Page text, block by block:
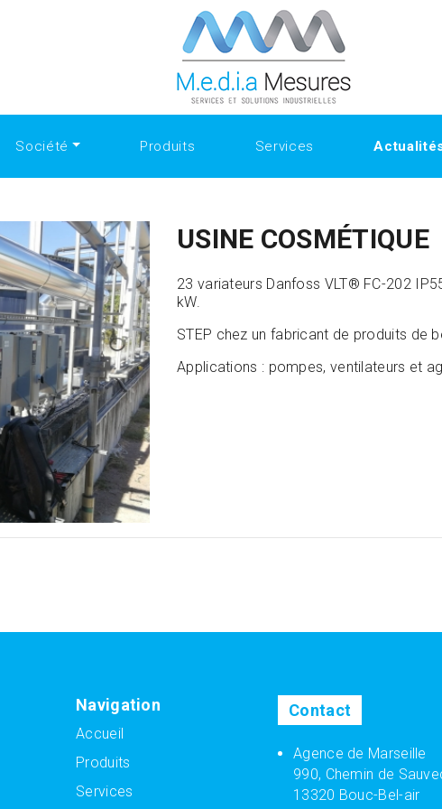
people/SanfordShah Why Collectors Trust the
Down the Best Replica Watches https://www.openlearning.com/
are the Ultimate Style Choice Luxury Gifting With replica watches
Société Produits Services
USINE COSMÉTIQUE
23 variateurs Danfoss VLT® FC-202
kW.
STEP chez un fabricant de produits de
Applications : pompes, ventilateurs et
Navigation
Accueil
Produits
Services
Contact
Agence de Marseille
990, Chemin de
13320 Bouc-Bel-air